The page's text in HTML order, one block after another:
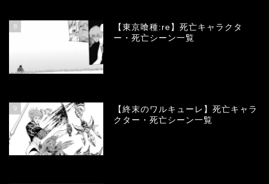
8
【東京喰種:re】死亡キャラクタ
ー・死亡シーン一覧
9
【終末のワルキューレ】死亡キャラ
クター・死亡シーン一覧